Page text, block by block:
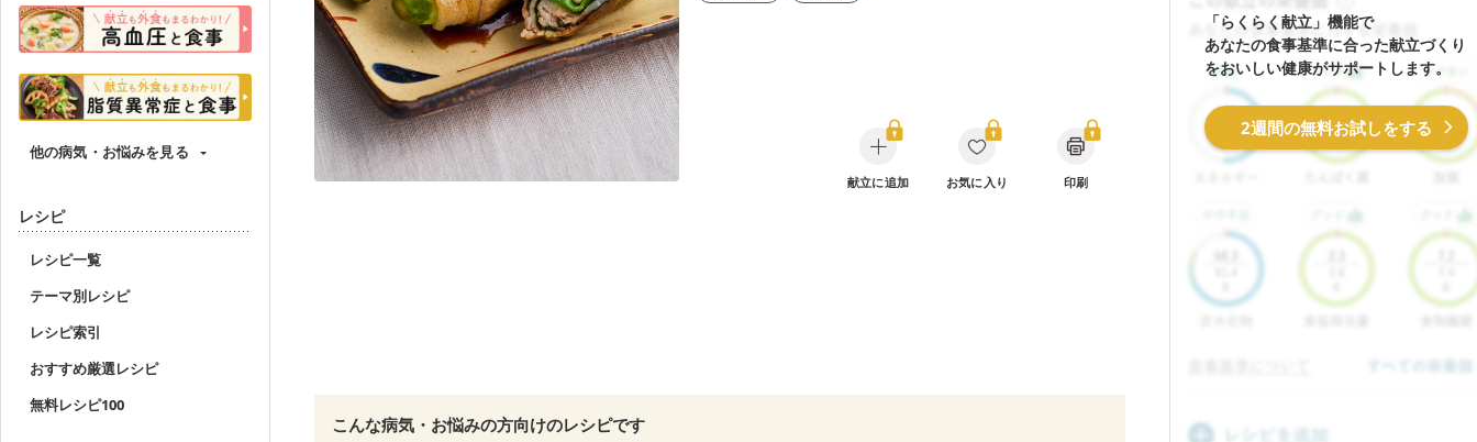
他の病気・お悩みを見る
レシピ
レシピ一覧
テーマ別レシピ
レシピ索引
おすすめ厳選レシピ
無料レシピ100
献立に追加 お気に入り 印刷
こんな病気・お悩みの方向けのレシピです
「らくらく献立」機能で
あなたの食事基準に合った献立づくり
をおいしい健康がサポートします。
2週間の無料お試しをする